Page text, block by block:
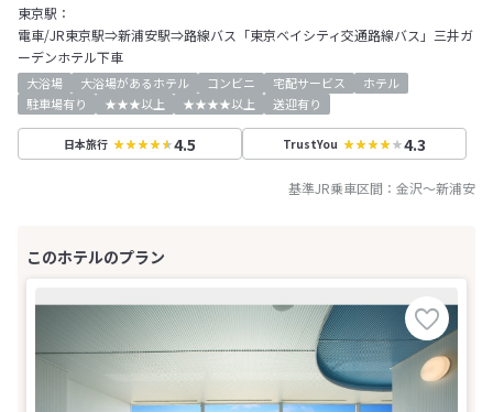
東京駅：
電車/JR東京駅⇒新浦安駅⇒路線バス「東京ベイシティ交通路線バス」三井ガ
ーデンホテル下車
大浴場 大浴場があるホテル コンビニ 宅配サービス
ホテル
駐車場有り
★★★以上 ★★★★以上 送迎有り
日本旅行 4.5 TrustYou 4.3
基準JR乗車区間： 金沢～新浦安